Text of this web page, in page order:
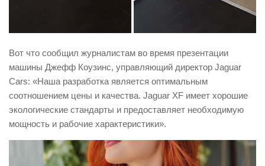
Вот что сообщил журналистам во время презентации
машины Джефф Коузинс, управляющий директор Jaguar
Cars: «Наша разработка является оптимальным
соотношением цены и качества. Jaguar XF имеет хорошие
экологические стандарты и предоставляет необходимую
мощность и рабочие характеристики».